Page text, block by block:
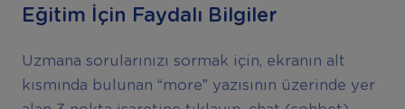
Eğitim İçin Faydalı Bilgiler
Uzmana sorularınızı sormak için, ekranın alt
kısmında bulunan “more” yazısının üzerinde yer